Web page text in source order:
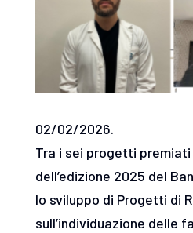
02/02/2026.
Tra i sei progetti premiati
dell’edizione 2025 del
lo sviluppo di Progetti di
sull’individuazione delle